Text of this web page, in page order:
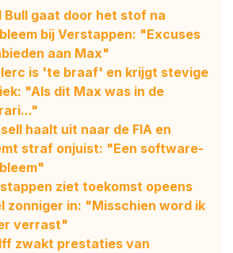
Bull gaat door het stof na
bij Verstappen: "Excuses
aan Max"
is 'te braaf' en krijgt stevige
"Als dit Max was in de
haalt uit naar de FIA en
straf onjuist: "Een software-
ziet toekomst opeens
zonniger in: "Misschien word ik
verrast"
zwakt prestaties van